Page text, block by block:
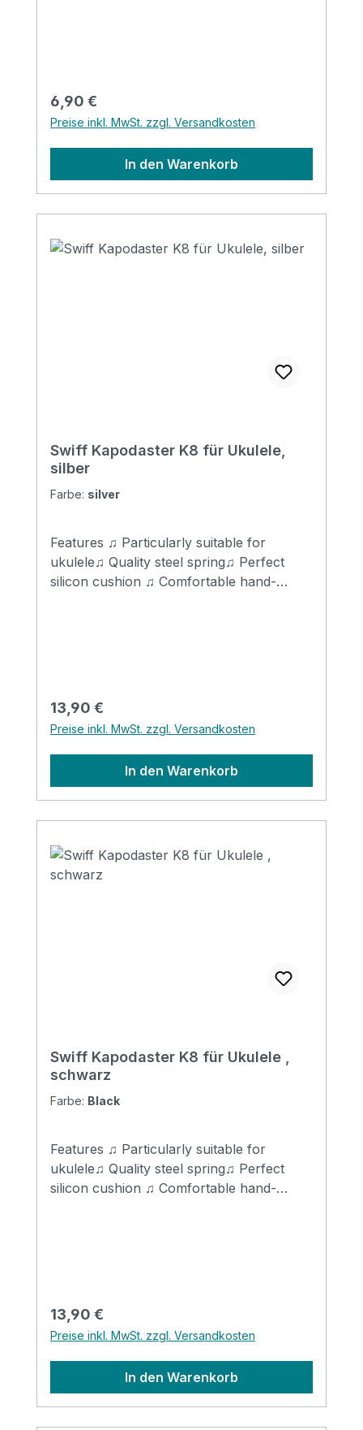
Regulärer Preis:
6,90 €
Preise inkl. MwSt. zzgl. Versandkosten
In den Warenkorb
Swiff Kapodaster K8 für Ukulele,
silber
Farbe: silver
Features ♫ Particularly suitable for
ukulele♫ Quality steel spring♫ Perfect
silicon cushion ♫ Comfortable hand-
Regulärer Preis:
13,90 €
Preise inkl. MwSt. zzgl. Versandkosten
In den Warenkorb
Swiff Kapodaster K8 für Ukulele ,
schwarz
Farbe: Black
Features ♫ Particularly suitable for
ukulele♫ Quality steel spring♫ Perfect
silicon cushion ♫ Comfortable hand-
Regulärer Preis:
13,90 €
Preise inkl. MwSt. zzgl. Versandkosten
In den Warenkorb